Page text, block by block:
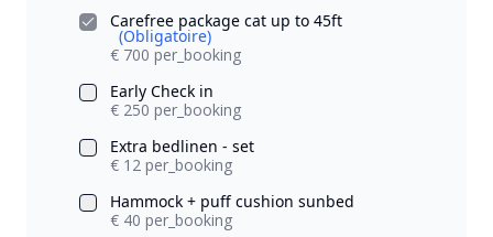
Carefree package cat up to 45ft
(Obligatoire)
€ 700 per_booking
Early Check in
€ 250 per_booking
Extra bedlinen - set
€ 12 per_booking
Hammock + puff cushion sunbed
€ 40 per_booking